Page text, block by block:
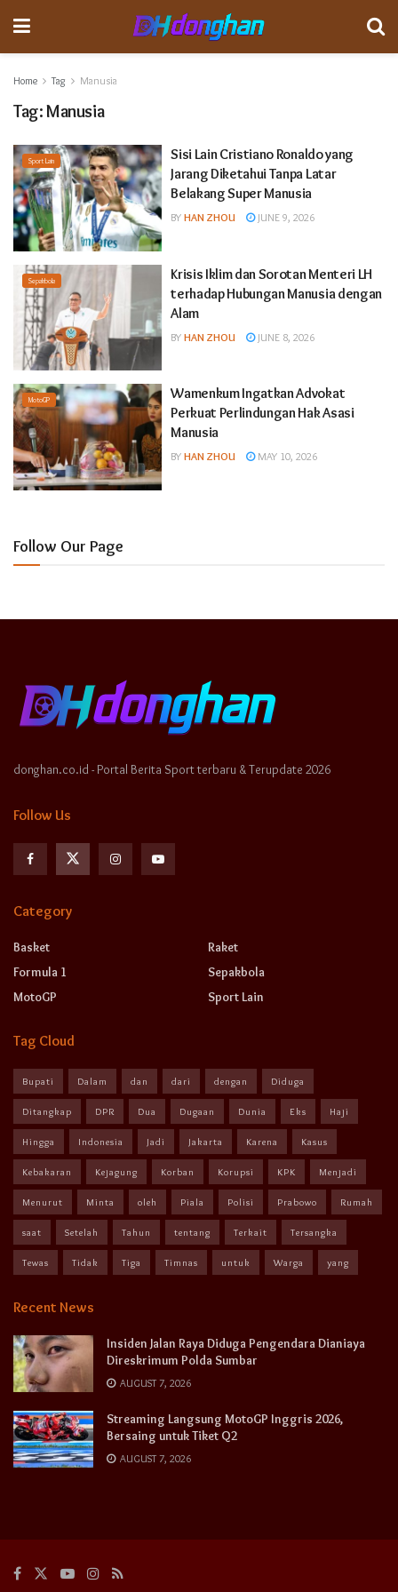
Home Tag Manusia
Tag:Manusia
Sport Lain
Sisi Lain Cristiano Ronaldo yang
Jarang Diketahui Tanpa Latar
Belakang Super Manusia
BY HAN ZHOU JUNE 9, 2026
Sepakbola
Krisis Iklim dan Sorotan Menteri LH
terhadap Hubungan Manusia dengan
Alam
BY HAN ZHOU JUNE 8, 2026
MotoGP
Wamenkum Ingatkan Advokat
Perkuat Perlindungan Hak Asasi
Manusia
BY HAN ZHOU MAY 10, 2026
Follow Our Page
donghan.co.id - Portal Berita Sport terbaru & Terupdate 2026
Follow Us
Category
Basket
Formula 1
MotoGP
Raket
Sepakbola
Sport Lain
Tag Cloud
Bupati Dalam dan dari dengan Diduga
Ditangkap DPR Dua Dugaan Dunia Eks Haji
Hingga Indonesia Jadi Jakarta Karena Kasus
Kebakaran Kejagung Korban Korupsi KPK Menjadi
Menurut Minta oleh Piala Polisi Prabowo Rumah
saat Setelah Tahun tentang Terkait Tersangka
Tewas Tidak Tiga Timnas untuk Warga yang
Recent News
Insiden Jalan Raya Diduga Pengendara Dianiaya
Direskrimum Polda Sumbar
AUGUST 7, 2026
Streaming Langsung MotoGP Inggris 2026,
Bersaing untuk Tiket Q2
AUGUST 7, 2026